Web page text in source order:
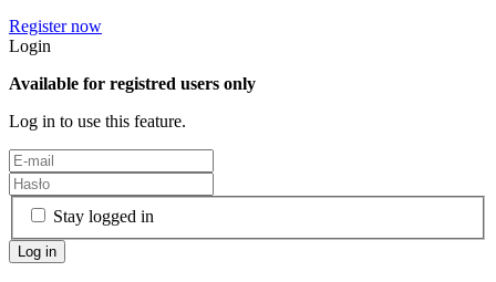
Register now
Login
Available for registred users only
Log in to use this feature.
Stay logged in